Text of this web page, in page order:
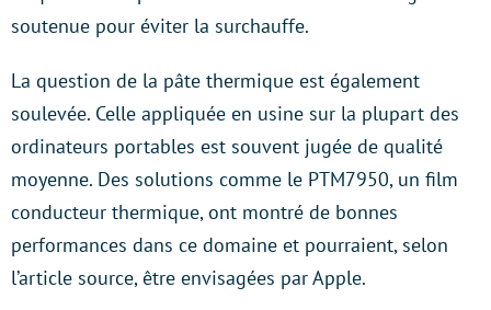
soutenue pour éviter la surchauffe.
La question de la pâte thermique est également
soulevée. Celle appliquée en usine sur la plupart des
ordinateurs portables est souvent jugée de qualité
moyenne. Des solutions comme le PTM7950, un film
conducteur thermique, ont montré de bonnes
performances dans ce domaine et pourraient, selon
l’article source, être envisagées par Apple.